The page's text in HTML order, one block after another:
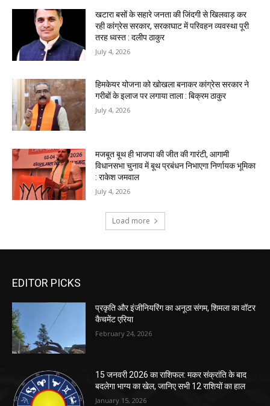
EDITOR PICKS
प्रकृति और इंजीनियरिंग का अनूठा संगम, शिमला का वॉटर
कैचमेंट एरिया
February 24, 2026
15 जनवरी 2026 का राशिफल: मकर संक्रांति के बाद
बदलेगा भाग्य का खेल, जानिए सभी 12 राशियों का हाल
January 15, 2026